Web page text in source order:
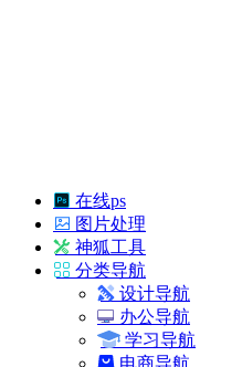
在线ps
图片处理
神狐工具
分类导航
设计导航
办公导航
学习导航
电商导航